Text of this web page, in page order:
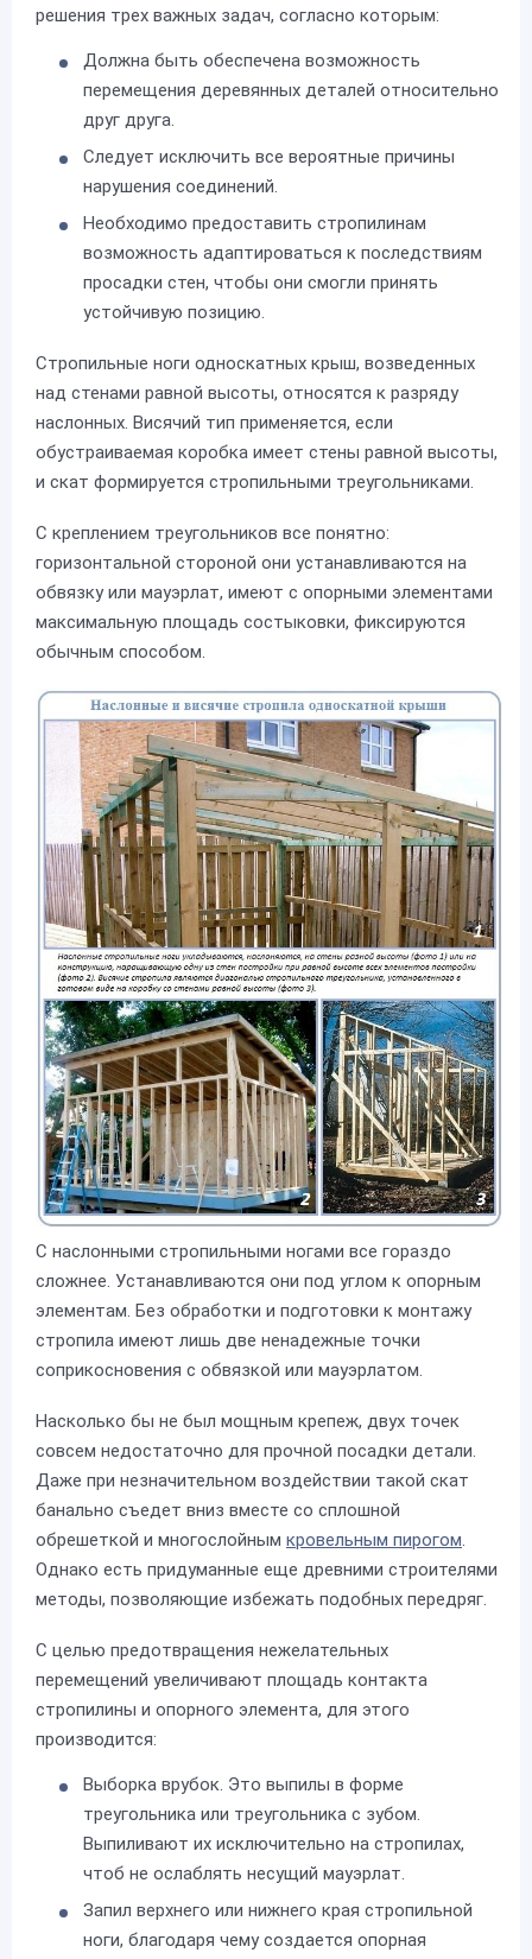
решения трех важных задач, согласно которым:
Должна быть обеспечена возможность
перемещения деревянных деталей относительно
друг друга.
Следует исключить все вероятные причины
нарушения соединений.
Необходимо предоставить стропилинам
возможность адаптироваться к последствиям
просадки стен, чтобы они смогли принять
устойчивую позицию.
Стропильные ноги односкатных крыш, возведенных
над стенами равной высоты, относятся к разряду
наслонных. Висячий тип применяется, если
обустраиваемая коробка имеет стены равной высоты,
и скат формируется стропильными треугольниками.
С креплением треугольников все понятно:
горизонтальной стороной они устанавливаются на
обвязку или мауэрлат, имеют с опорными элементами
максимальную площадь состыковки, фиксируются
обычным способом.
С наслонными стропильными ногами все гораздо
сложнее. Устанавливаются они под углом к опорным
элементам. Без обработки и подготовки к монтажу
стропила имеют лишь две ненадежные точки
соприкосновения с обвязкой или мауэрлатом.
Насколько бы не был мощным крепеж, двух точек
совсем недостаточно для прочной посадки детали.
Даже при незначительном воздействии такой скат
банально съедет вниз вместе со сплошной
обрешеткой и многослойным кровельным пирогом.
Однако есть придуманные еще древними строителями
методы, позволяющие избежать подобных передряг.
С целью предотвращения нежелательных
перемещений увеличивают площадь контакта
стропилины и опорного элемента, для этого
производится:
Выборка врубок. Это выпилы в форме
треугольника или треугольника с зубом.
Выпиливают их исключительно на стропилах,
чтоб не ослаблять несущий мауэрлат.
Запил верхнего или нижнего края стропильной
ноги, благодаря чему создается опорная